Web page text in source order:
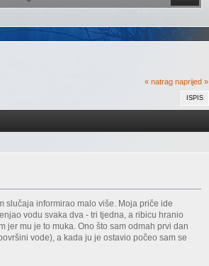
« natrag naprijed »
ISPIS
slučaja informirao malo više. Moja priče ide
vodu svaka dva - tri tjedna, a ribicu hranio
jer mu je to muka. Ono što sam odmah prvi dan
vode), a kada ju je ostavio počeo sam se